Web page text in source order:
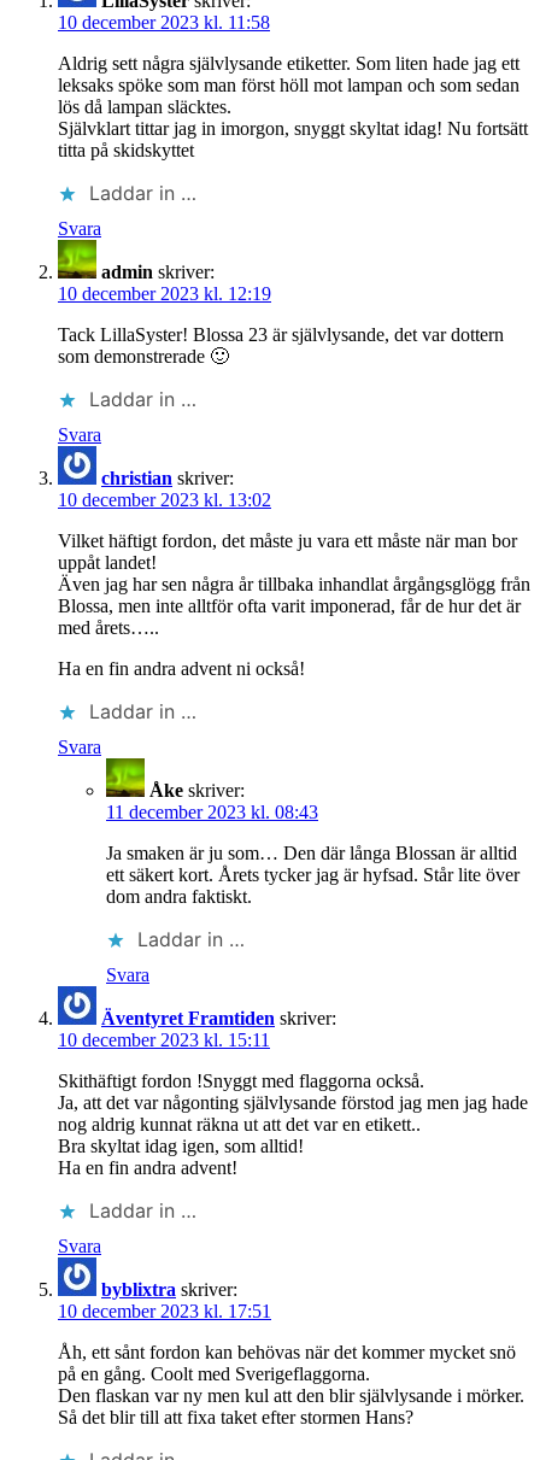
10 december 2023 kl. 11:58
Aldrig sett några självlysande etiketter. Som liten hade jag ett
leksaks spöke som man först höll mot lampan och som sedan
lös då lampan släcktes.
Självklart tittar jag in imorgon, snyggt skyltat idag! Nu fortsätt
titta på skidskyttet
Laddar in …
Svara
admin skriver:
10 december 2023 kl. 12:19
Tack LillaSyster! Blossa 23 är självlysande, det var dottern
som demonstrerade 🙂
Laddar in …
Svara
christian skriver:
10 december 2023 kl. 13:02
Vilket häftigt fordon, det måste ju vara ett måste när man bor
uppåt landet!
Även jag har sen några år tillbaka inhandlat årgångsglögg från
Blossa, men inte alltför ofta varit imponerad, får de hur det är
med årets…..
Ha en fin andra advent ni också!
Laddar in …
Svara
Åke skriver:
11 december 2023 kl. 08:43
Ja smaken är ju som… Den där långa Blossan är alltid
ett säkert kort. Årets tycker jag är hyfsad. Står lite över
dom andra faktiskt.
Laddar in …
Svara
Äventyret Framtiden skriver:
10 december 2023 kl. 15:11
Skithäftigt fordon !Snyggt med flaggorna också.
Ja, att det var någonting självlysande förstod jag men jag hade
nog aldrig kunnat räkna ut att det var en etikett..
Bra skyltat idag igen, som alltid!
Ha en fin andra advent!
Laddar in …
Svara
byblixtra skriver:
10 december 2023 kl. 17:51
Åh, ett sånt fordon kan behövas när det kommer mycket snö
på en gång. Coolt med Sverigeflaggorna.
Den flaskan var ny men kul att den blir självlysande i mörker.
Så det blir till att fixa taket efter stormen Hans?